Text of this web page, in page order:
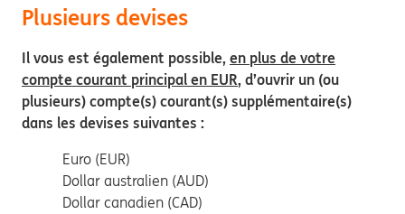
Plusieurs devises
Il vous est également possible, en plus de votre
compte courant principal en EUR, d’ouvrir un (ou
plusieurs) compte(s) courant(s) supplémentaire(s)
dans les devises suivantes :
Euro (EUR)
Dollar australien (AUD)
Dollar canadien (CAD)